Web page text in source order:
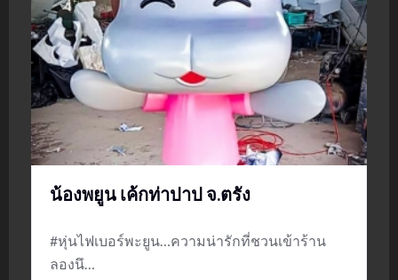
น้องพยูน เค้กท่าปาป จ.ตรัง
#หุ่นไฟเบอร์พะยูน…ความน่ารักที่ชวนเข้าร้าน
ลองนึ…